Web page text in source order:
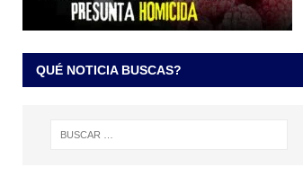
QUÉ NOTICIA BUSCAS?